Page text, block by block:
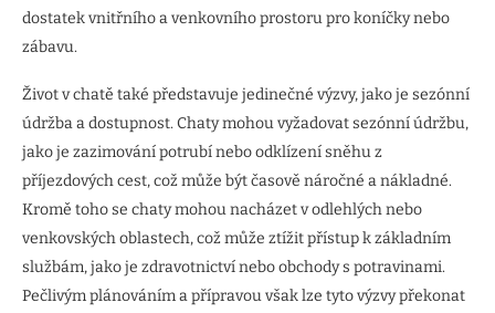
dostatek vnitřního a venkovního prostoru pro koníčky nebo
zábavu.
Život v chatě také představuje jedinečné výzvy, jako je sezónní
údržba a dostupnost. Chaty mohou vyžadovat sezónní údržbu,
jako je zazimování potrubí nebo odklízení sněhu z
příjezdových cest, což může být časově náročné a nákladné.
Kromě toho se chaty mohou nacházet v odlehlých nebo
venkovských oblastech, což může ztížit přístup k základním
službám, jako je zdravotnictví nebo obchody s potravinami.
Pečlivým plánováním a přípravou však lze tyto výzvy překonat